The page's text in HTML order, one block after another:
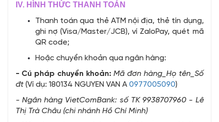
IV. HÌNH THỨC THANH TOÁN
Thanh toán qua thẻ ATM nội địa, thẻ tín dụng,
ghi nợ (Visa/Master/JCB), ví ZaloPay, quét mã
QR code;
Hoặc chuyển khoản qua ngân hàng:
- Cú pháp chuyển khoản:Mã đơn hàng_Họ tên_Số
đt(Ví dụ: 180134 NGUYEN VAN A 0977005090)
- Ngân hàng VietComBank: số TK 9938707960 - Lê
Thị Trà Châu (chi nhánh Hồ Chí Minh)